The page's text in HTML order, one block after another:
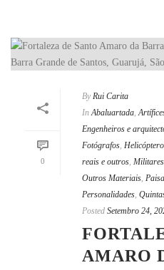
0
By Rui Carita
In Abaluartada,
Engenheiros e
Fotógrafos,
reais e outros, Militares
Outros Materiais,
Personalidades,
Posted Setembro 24,
AMARO